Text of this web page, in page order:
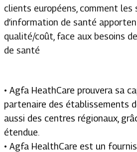
clients européens, comment les
d’information de santé
qualité/coût, face aux besoins
de santé
• Agfa HeathCare prouvera sa
partenaire des établissements
aussi des centres régionaux,
étendue.
• Agfa HealthCare est un